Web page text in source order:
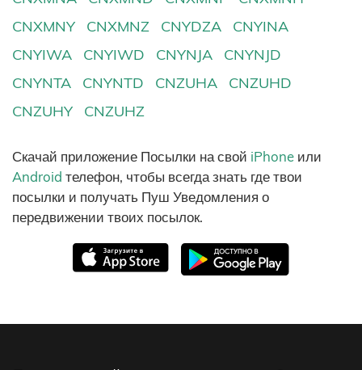
CNXMNY
CNXMNZ CNYDZA
CNYINA
CNYIWA
CNYIWD CNYNJA
CNYNJD
CNYNTA
CNYNTD CNZUHA
CNZUHD
CNZUHY
CNZUHZ
Скачай приложение Посылки на свой iPhone или
Android телефон, чтобы всегда знать где твои
посылки и получать Пуш Уведомления о
передвижении твоих посылок.